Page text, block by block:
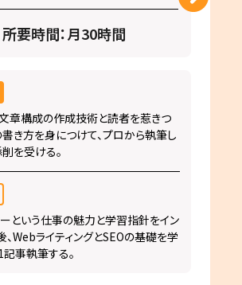
所要時間：月30時間
章構成の作成技術と読者を惹きつ
き方を身につけて、プロから執筆し
を受ける。
という仕事の魅力と学習指針をイン
、WebライティングとSEOの基礎を学
記事執筆する。